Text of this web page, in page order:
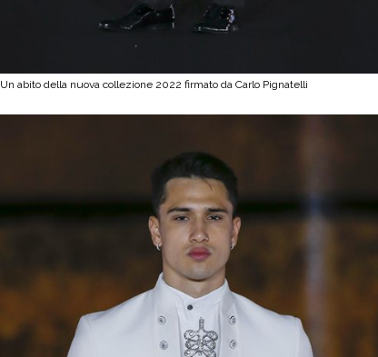
Un abito della nuova collezione 2022 firmato da Carlo Pignatelli